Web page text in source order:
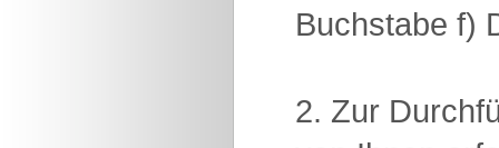
Buchstabe f)
2. Zur